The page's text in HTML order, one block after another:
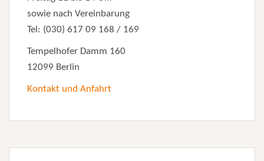
sowie nach Vereinbarung
Tel: (030) 617 09 168 / 169
Tempelhofer Damm 160
12099 Berlin
Kontakt und Anfahrt